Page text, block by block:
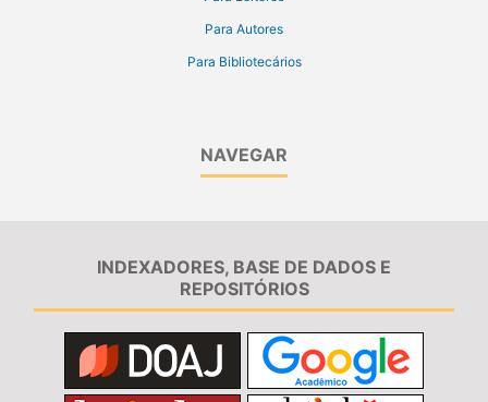
Para Autores
Para Bibliotecários
NAVEGAR
INDEXADORES, BASE DE DADOS E
REPOSITÓRIOS